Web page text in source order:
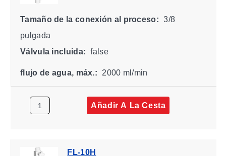
Tamaño de la conexión al proceso: 3/8
pulgada
Válvula incluida: false
flujo de agua, máx.: 2000 ml/min
Añadir A La Cesta
FL-10H